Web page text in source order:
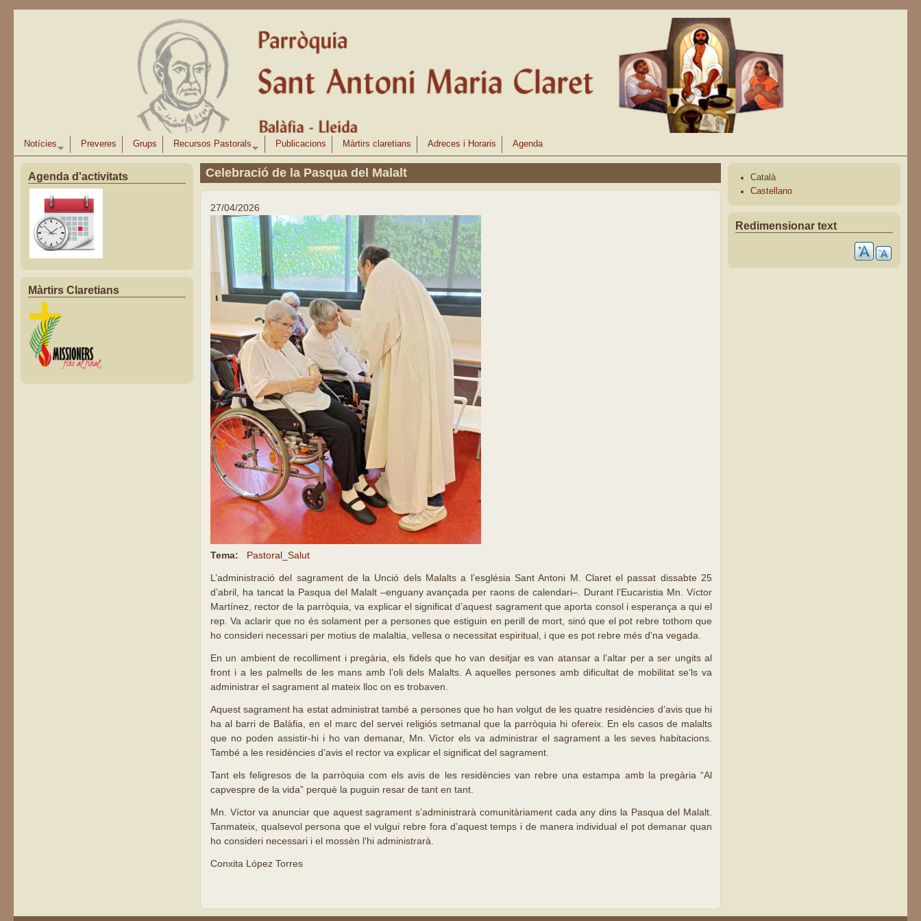
Notícies Preveres Grups Recursos Pastorals Publicacions Màrtirs claretians Adreces i Horaris Agenda
Agenda d'activitats
Màrtirs Claretians
Celebració de la Pasqua del Malalt
27/04/2026
Tema: Pastoral_Salut
L’administració del sagrament de la Unció dels Malalts a l’església Sant Antoni M. Claret el passat dissabte 25
d’abril, ha tancat la Pasqua del Malalt –enguany avançada per raons de calendari–. Durant l’Eucaristia Mn. Víctor
Martínez, rector de la parròquia, va explicar el significat d’aquest sagrament que aporta consol i esperança a qui el
rep. Va aclarir que no és solament per a persones que estiguin en perill de mort, sinó que el pot rebre tothom que
ho consideri necessari per motius de malaltia, vellesa o necessitat espiritual, i que es pot rebre més d'na vegada.
En un ambient de recolliment i pregària, els fidels que ho van desitjar es van atansar a l’altar per a ser ungits al
front i a les palmells de les mans amb l’oli dels Malalts. A aquelles persones amb dificultat de mobilitat se’ls va
administrar el sagrament al mateix lloc on es trobaven.
Aquest sagrament ha estat administrat també a persones que ho han volgut de les quatre residències d’avis que hi
ha al barri de Balàfia, en el marc del servei religiós setmanal que la parròquia hi ofereix. En els casos de malalts
que no poden assistir-hi i ho van demanar, Mn. Víctor els va administrar el sagrament a les seves habitacions.
També a les residències d’avis el rector va explicar el significat del sagrament.
Tant els feligresos de la parròquia com els avis de les residències van rebre una estampa amb la pregària “Al
capvespre de la vida” perquè la puguin resar de tant en tant.
Mn. Víctor va anunciar que aquest sagrament s’administrarà comunitàriament cada any dins la Pasqua del Malalt.
Tanmateix, qualsevol persona que el vulgui rebre fora d’aquest temps i de manera individual el pot demanar quan
ho consideri necessari i el mossèn l'hi administrarà.
Conxita López Torres
Català
Castellano
Redimensionar text